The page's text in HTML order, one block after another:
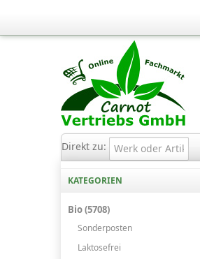
Direkt zu:
KATEGORIEN
Bio (5708)
Sonderposten
Laktosefrei